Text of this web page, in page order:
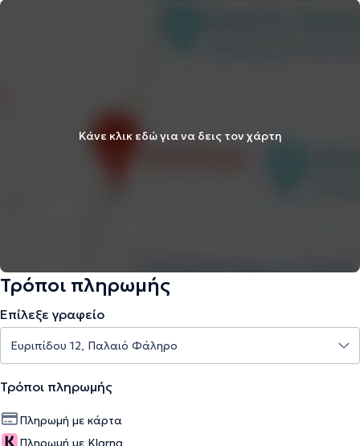
Κάνε κλικ εδώ για να δεις τον χάρτη
Τρόποι πληρωμής
Επίλεξε γραφείο
Τρόποι πληρωμής
Πληρωμή με κάρτα
Πληρωμή με Klarna